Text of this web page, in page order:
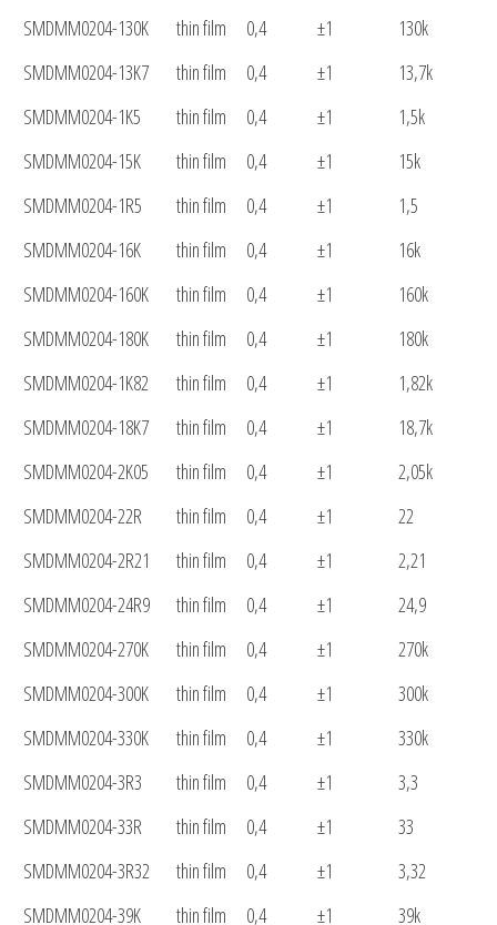
SMDMM0204-130K
thin film 0,4 ±1
130k
SMDMM0204-13K7
thin film 0,4 ±1
13,7k
SMDMM0204-1K5
thin film 0,4 ±1
1,5k
SMDMM0204-15K
thin film 0,4 ±1
15k
SMDMM0204-1R5
thin film 0,4 ±1
1,5
SMDMM0204-16K
thin film 0,4 ±1
16k
SMDMM0204-160K
thin film 0,4 ±1
160k
SMDMM0204-180K
thin film 0,4 ±1
180k
SMDMM0204-1K82
thin film 0,4 ±1
1,82k
SMDMM0204-18K7
thin film 0,4 ±1
18,7k
SMDMM0204-2K05
thin film 0,4 ±1
2,05k
SMDMM0204-22R
thin film 0,4 ±1
22
SMDMM0204-2R21
thin film 0,4 ±1
2,21
SMDMM0204-24R9
thin film 0,4 ±1
24,9
SMDMM0204-270K
thin film 0,4 ±1
270k
SMDMM0204-300K
thin film 0,4 ±1
300k
SMDMM0204-330K
thin film 0,4 ±1
330k
SMDMM0204-3R3
thin film 0,4 ±1
3,3
SMDMM0204-33R
thin film 0,4 ±1
33
SMDMM0204-3R32
thin film 0,4 ±1
3,32
SMDMM0204-39K
thin film 0,4 ±1 39k